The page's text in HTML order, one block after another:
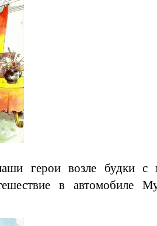
герои возле будки с
в автомобиле